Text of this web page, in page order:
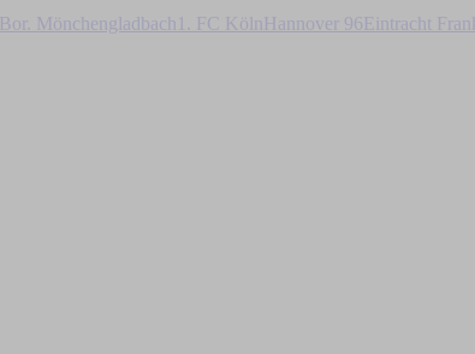
Bor. Mönchengladbach 1. FC Köln Hannover 96Eintracht